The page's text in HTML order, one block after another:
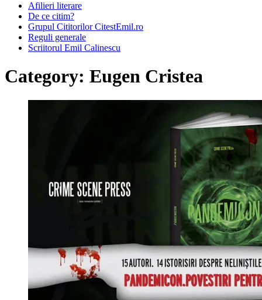
Afilieri literare
De ce citim?
Grupul Cititorilor CitestEmil.ro
Reguli generale
Scriitorul Emil Calinescu
Category: Eugen Cristea